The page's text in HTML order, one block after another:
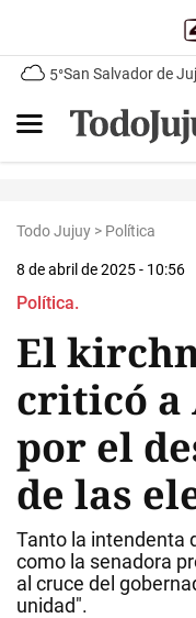
5°San Salvador de
Todo Jujuy > Política
8 de abril de 2025 - 10:56
Política.
El
criticó
por el
de las
Tanto la intendenta
como la senadora
al cruce del
unidad".